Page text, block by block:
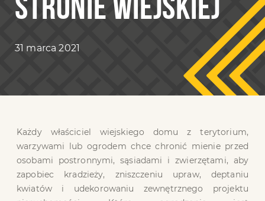
STRONIE WIEJSKIEJ
31 marca 2021
Każdy właściciel wiejskiego domu z terytorium,
warzywami lub ogrodem chce chronić mienie przed
osobami postronnymi, sąsiadami i zwierzętami, aby
zapobiec kradzieży, zniszczeniu upraw, deptaniu
kwiatów i udekorowaniu zewnętrznego projektu